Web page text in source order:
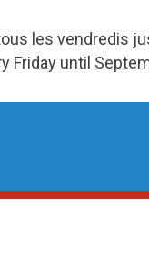
les vendredis
Friday until